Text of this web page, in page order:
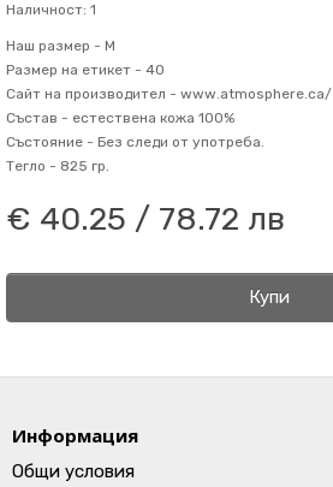
Наличност: 1
Наш размер - M
Размер на етикет - 40
Сайт на производител - www.atmosphere.ca/
Състав - естествена кожа 100%
Състояние - Без следи от употреба.
Тегло - 825 гр.
€ 40.25 / 78.72 лв
Купи
Информация
Общи условия